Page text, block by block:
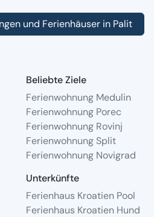
und Ferienhäuser in Palit
Beliebte Ziele
Ferienwohnung Medulin
Ferienwohnung Porec
Ferienwohnung Rovinj
Ferienwohnung Split
Ferienwohnung Novigrad
Unterkünfte
Ferienhaus Kroatien Pool
Ferienhaus Kroatien Hund